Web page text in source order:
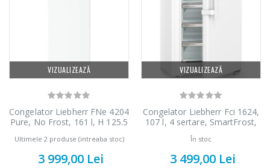
VIZUALIZEAZĂ
Congelator Liebherr FNe 4204
Pure, No Frost, 161 l, H 125.5
Ultimele 2 produse (intreaba stoc)
3 999,00 Lei
VIZUALIZEAZĂ
Congelator Liebherr Fci 1624,
107 l, 4 sertare, SmartFrost,
SuperFrost, Clasa C,
FrostProtect, TouchControl,
H 85 cm, Alb
În stoc
3 499,00 Lei
Fierbator electric
cu filtru ...
89,00 Lei
Mixer vertical
Heinner HHB-
DC1000SSBK ...